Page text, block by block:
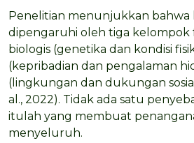
Penelitian menunjukkan bahwa
dipengaruhi oleh tiga kelompok
biologis (genetika dan kondisi
(kepribadian dan pengalaman
(lingkungan dan dukungan
al., 2022). Tidak ada satu
itulah yang membuat
menyeluruh.